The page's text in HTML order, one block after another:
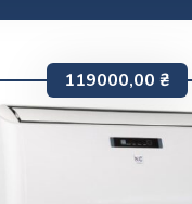
119000,00 ₴